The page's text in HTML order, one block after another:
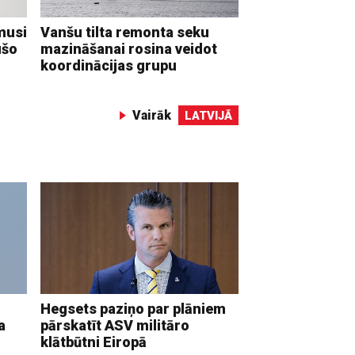
Vanšu tilta remonta seku
mazināšanai rosina veidot
koordinācijas grupu
Vairāk LATVIJĀ
Hegsets paziņo par plāniem
pārskatīt ASV militāro
klātbūtni Eiropā